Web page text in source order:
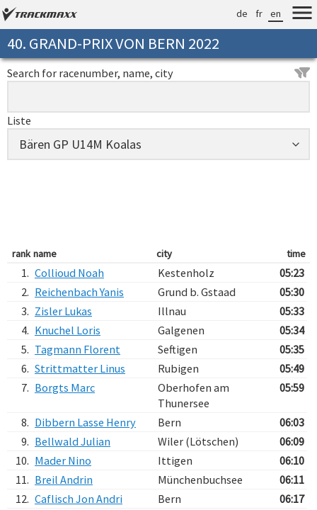
de fr en
40. GRAND-PRIX VON BERN 2022
Search for racenumber, name, city
Liste
rank name city time
1. Collioud Noah Kestenholz
05:23
2. Reichenbach Yanis Grund b. Gstaad
05:30
3. Zisler Lukas Illnau
05:33
4. Knuchel Loris Galgenen
05:34
5. Tagmann Florent Seftigen
05:35
6. Strittmatter Linus Rubigen
05:49
7. Borgts Marc
Oberhofen am
Thunersee
05:59
8. Dibbern Lasse Henry Bern
06:03
9. Bellwald Julian Wiler (Lötschen)
06:09
10. Mader Nino Ittigen
06:10
11. Breil Andrin Münchenbuchsee
06:11
12. Caflisch Jon Andri Bern
06:17